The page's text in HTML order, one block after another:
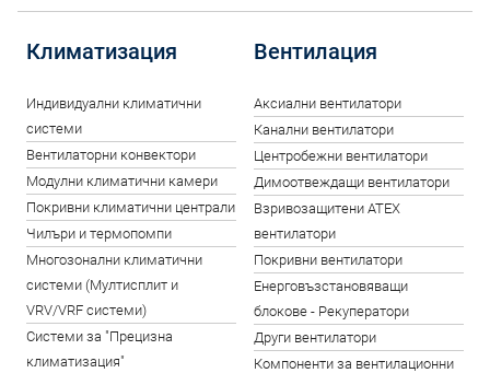
Климатизация
Индивидуални климатични
системи
Вентилаторни конвектори
Модулни климатични камери
Покривни климатични централи
Чилъри и термопомпи
Многозонални климатични
системи (Мултисплит и
VRV/VRF системи)
Системи за "Прецизна
климатизация"
Вентилация
Аксиални вентилатори
Канални вентилатори
Центробежни вентилатори
Димоотвеждащи вентилатори
Взривозащитени ATEX
вентилатори
Покривни вентилатори
Енерговъзстановяващи
блокове - Рекуператори
Други вентилатори
Компоненти за вентилационни